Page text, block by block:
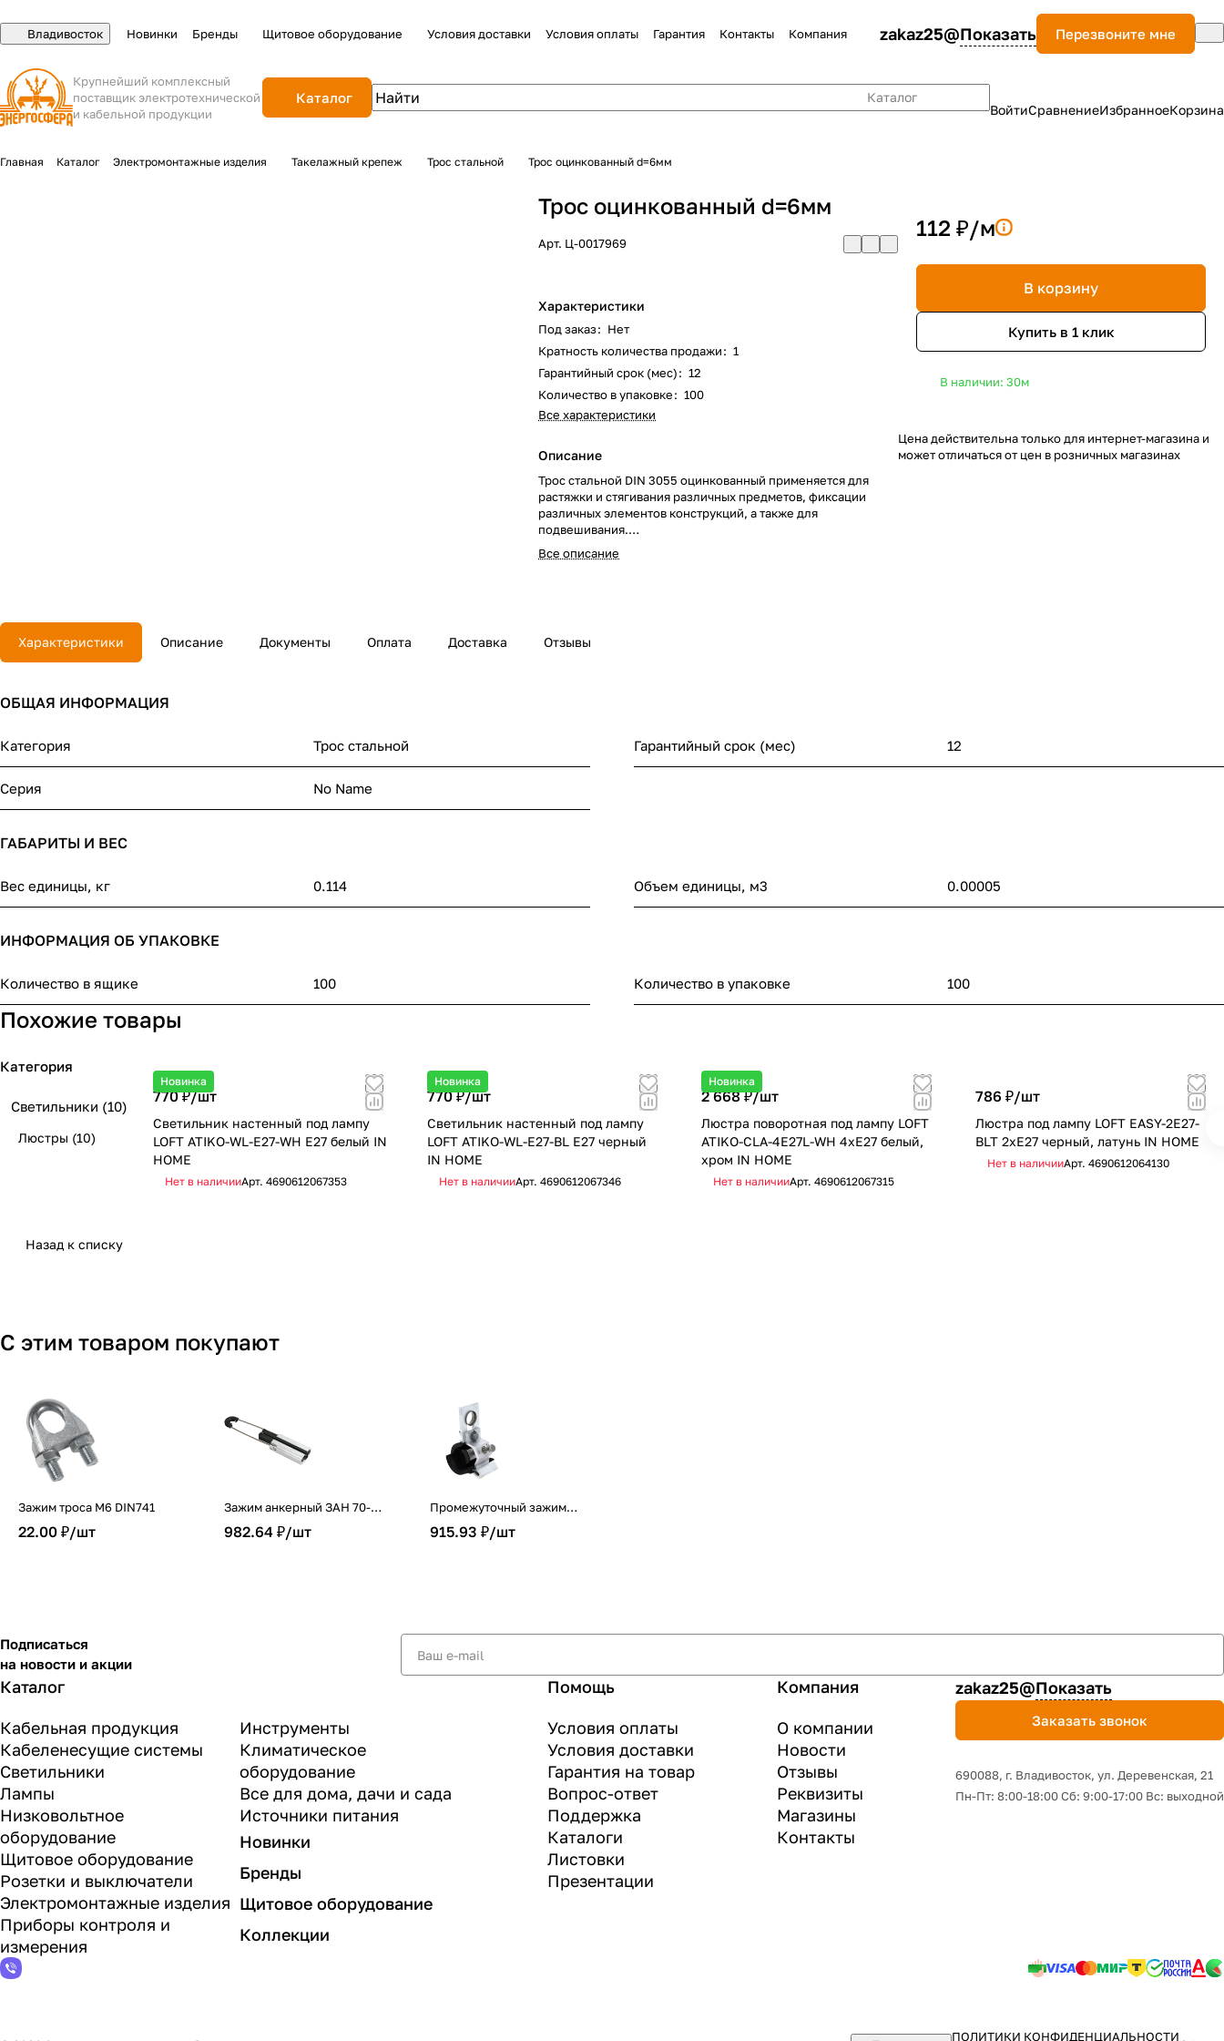
Владивосток Новинки Бренды Щитовое оборудование Условия доставки Условия оплаты Гарантия Контакты Компания zakaz25@Показать Перезвоните мне
Крупнейший комплексный
поставщик электротехнической
и кабельной продукции
Каталог
Каталог
ВойтиСравнениеИзбранноеКорзина
Главная Каталог Электромонтажные изделия Такелажный крепеж Трос стальной Трос оцинкованный d=6мм
Трос оцинкованный d=6мм
Арт. Ц-0017969
Характеристики
Под заказ: Нет
Кратность количества продажи: 1
Гарантийный срок (мес): 12
Количество в упаковке: 100
Все характеристики
Описание
Трос стальной DIN 3055 оцинкованный применяется для
растяжки и стягивания различных предметов, фиксации
различных элементов конструкций, а также для
подвешивания.
Нельзя использовать для грузового подъема, так как не
рассчитан на динамические нагрузки.
Все описание
112 ₽/м
В корзину
Купить в 1 клик
В наличии: 30м
Цена действительна только для интернет-магазина и
может отличаться от цен в розничных магазинах
Характеристики Описание Документы Оплата Доставка Отзывы
ОБЩАЯ ИНФОРМАЦИЯ
Категория Трос стальной Гарантийный срок (мес) 12
Серия No Name
ГАБАРИТЫ И ВЕС
Вес единицы, кг 0.114 Объем единицы, м3 0.00005
ИНФОРМАЦИЯ ОБ УПАКОВКЕ
Количество в ящике 100 Количество в упаковке 100
Похожие товары
Новинка
770 ₽/шт
Светильник настенный под лампу
LOFT ATIKO-WL-E27-WH Е27 белый IN
HOME
Нет в наличииАрт. 4690612067353
Новинка
770 ₽/шт
Светильник настенный под лампу
LOFT ATIKO-WL-E27-BL Е27 черный
IN HOME
Нет в наличииАрт. 4690612067346
Новинка
2 668 ₽/шт
Люстра поворотная под лампу LOFT
ATIKO-СLА-4E27L-WH 4хЕ27 белый,
хром IN HOME
Нет в наличииАрт. 4690612067315
786 ₽/шт
Люстра под лампу LOFT EASY-2E27-
BLT 2хЕ27 черный, латунь IN HOME
Нет в наличииАрт. 4690612064130
Категория
Светильники (10)
Люстры (10)
Назад к списку
С этим товаром покупают
Зажим троса М6 DIN741
22.00 ₽/шт
Зажим анкерный ЗАН 70-
95/2200 (PA 95-2000) IEK
982.64 ₽/шт
Промежуточный зажим
ЗПС 2-4x16-120 мм2 SO130
EKF PROxima
915.93 ₽/шт
Подписаться
на новости и акции
Каталог
Кабельная продукция
Кабеленесущие системы
Светильники
Лампы
Низковольтное
оборудование
Щитовое оборудование
Розетки и выключатели
Электромонтажные изделия
Приборы контроля и
измерения
Инструменты
Климатическое
оборудование
Все для дома, дачи и сада
Источники питания
Новинки
Бренды
Щитовое оборудование
Коллекции
Помощь
Условия оплаты
Условия доставки
Гарантия на товар
Вопрос-ответ
Поддержка
Каталоги
Листовки
Презентации
Компания
О компании
Новости
Отзывы
Реквизиты
Магазины
Контакты
zakaz25@Показать
Заказать звонок
690088, г. Владивосток, yл. Деревенская, 21
Пн-Пт: 8:00-18:00 Сб: 9:00-17:00 Вс: выходной
ПОЛИТИКИ КОНФИДЕНЦИАЛЬНОСТИ